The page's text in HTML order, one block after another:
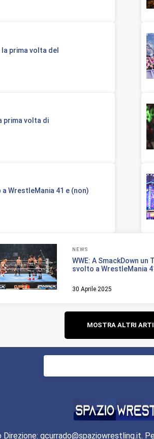
la prima volta del
prima volta di
WrestleMania 41 e (non)
NEWS
WWE: A SmackDown un
svolto a WrestleMania
30 Aprile 2025
Navigazione
articoli
MOSTRA ALTRI
Ricerca
gcurrado@spaziowrestling.it.